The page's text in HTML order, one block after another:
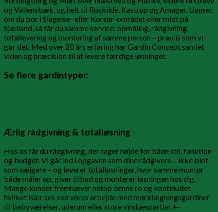
og Vallensbæk, og helt til Roskilde, Kastrup og Amager. Uanset
om du bor i Slagelse- eller Korsør-området eller midt på
Sjælland, så får du samme service: opmåling, rådgivning,
totallevering og montering af samme person – præcis som vi
gør det. Med over 20 års erfaring har Gardin Concept samlet
viden og præcision til at levere færdige løsninger.
Se flere gardintyper:
Ærlig rådgivning & totalløsning
Hos os får du rådgivning, der tager højde for både stil, funktion
og budget. Vi går ind i opgaven som dine rådgivere – ikke blot
som sælgere – og leverer totalløsninger, hvor samme montør
både måler op, giver tilbud og monterer løsningen hos dig.
Mange kunder fremhæver netop denne ro og kontinuitet –
hvilket især ses ved vores arbejde med mørklægningsgardiner
til babyværelser, uderum eller store vinduespartier.+-